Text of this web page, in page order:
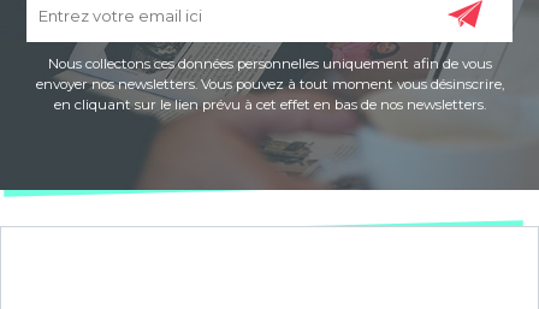
Nous collectons ces données personnelles uniquement afin de vous
envoyer nos newsletters. Vous pouvez à tout moment vous désinscrire,
en cliquant sur le lien prévu à cet effet en bas de nos newsletters.